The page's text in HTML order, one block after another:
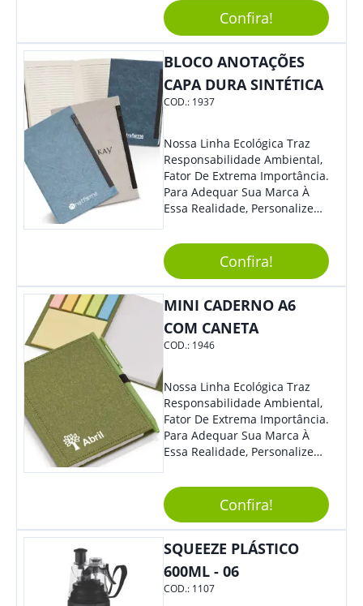
Sua Empresa Em Eventos,
Reuniões Corporativas Ou Até
Mesmo Para Presentear
Colaboradores E Parceiros De
Confira!
BLOCO ANOTAÇÕES
CAPA DURA SINTÉTICA
COD.: 1937
Nossa Linha Ecológica Traz
Responsabilidade Ambiental,
Fator De Extrema Importância.
Para Adequar Sua Marca À
Essa Realidade, Personalize
Anotações Com Post-It E
Caneta. Elaborado A Partir De
Material Reciclado, O Brinde
Também É Prático, Tornando-
Se Assim Excelente Para Uso
Cotidiano. Perfeito, Não É?!
Confira!
MINI CADERNO A6
COM CANETA
COD.: 1946
Nossa Linha Ecológica Traz
Responsabilidade Ambiental,
Fator De Extrema Importância.
Para Adequar Sua Marca À
Essa Realidade, Personalize
Anotações Com Post-It E
Caneta. Elaborado A Partir De
Material Reciclado, O Brinde
Também É Prático, Tornando-
Se Assim Excelente Para Uso
Cotidiano. Perfeito, Não É?!
Confira!
SQUEEZE PLÁSTICO
600ML - 06
COD.: 1107